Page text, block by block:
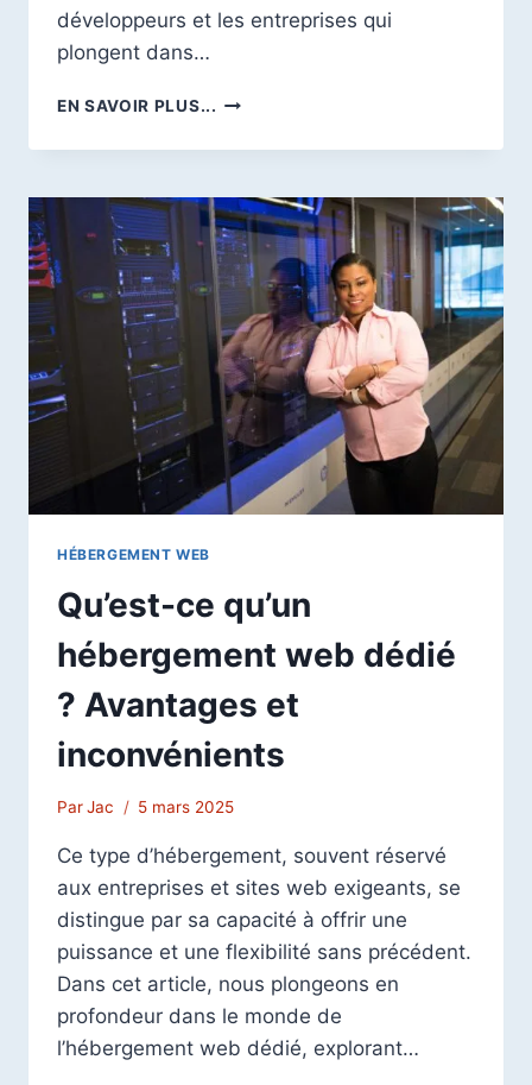
développeurs et les entreprises qui
plongent dans…
EN SAVOIR PLUS... VPS
BLOCKCHAIN
8
AVANTAGES
D’INTÉGRER
LES
ET
LE
BLOCKCHAIN
HÉBERGEMENT WEB
Qu’est-ce qu’un
hébergement web dédié
? Avantages et
inconvénients
ParJac 5 mars 2025
Ce type d’hébergement, souvent réservé
aux entreprises et sites web exigeants, se
distingue par sa capacité à offrir une
puissance et une flexibilité sans précédent.
Dans cet article, nous plongeons en
profondeur dans le monde de
l’hébergement web dédié, explorant…